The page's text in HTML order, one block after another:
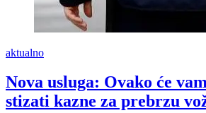
aktualno
Nova usluga: Ovako će
stizati kazne za prebrzu